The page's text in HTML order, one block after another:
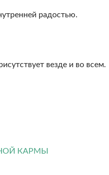
радостью.
везде и во всем.